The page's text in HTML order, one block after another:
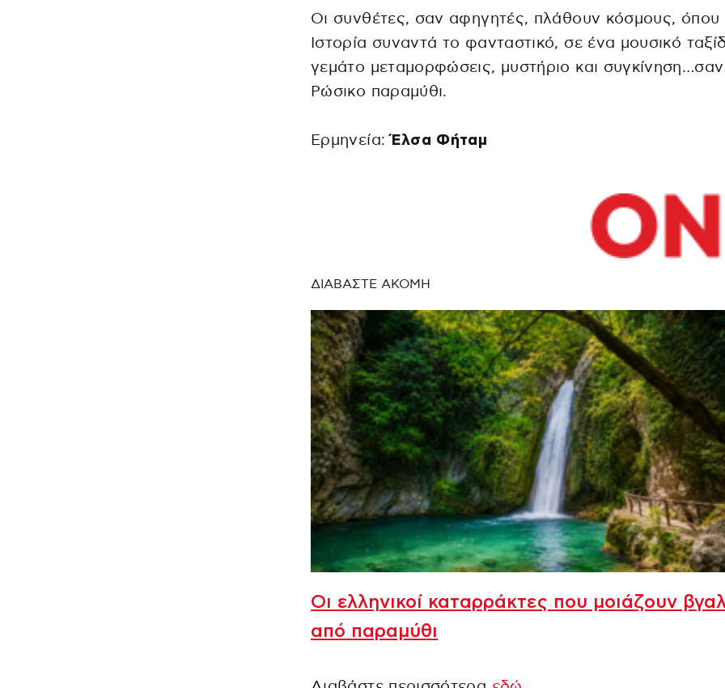
Οι συνθέτες, σαν αφηγητές, πλάθουν κόσμους, όπου
Ιστορία συναντά το φανταστικό, σε ένα μουσικό
γεμάτο μεταμορφώσεις, μυστήριο και συγκίνηση…σαν
Ρώσικο παραμύθι.
Ερμηνεία:Έλσα Φήταμ
ΔΙΑΒΑΣΤΕ ΑΚΟΜΗ
Οι ελληνικοί καταρράκτες που μοιάζουν
από παραμύθι